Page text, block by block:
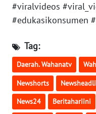
#viralvideos
#edukasikonsumen
Tag:
Daerah. Wahanatv
Newshorts
News24 Beritahariini
WN
SUMBAR
WN
SUMSEL
WN
BENGKULU